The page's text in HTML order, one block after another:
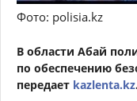
Фото: polisia.kz
В области Абай
по обеспечению
передает kazlenta.kz